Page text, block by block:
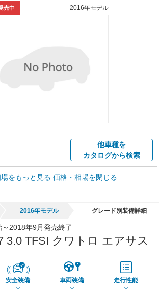
売中 2016年モデル
他車種を
カタログから検索
車買取相場
となります。
をもっと見る 価格・相場を閉じる
2016年モデル グレード別装備詳細
2018年9月発売終了
3.0 TFSI クワトロ エアサス
安全装備 車両装備 走行性能